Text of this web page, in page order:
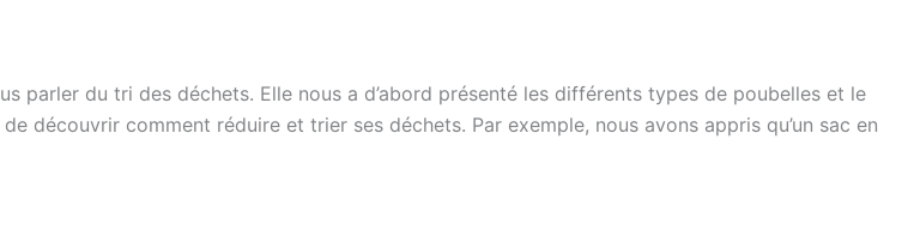
parler du tri des déchets. Elle nous a d’abord présenté les différents types de poubelles et le
découvrir comment réduire et trier ses déchets. Par exemple, nous avons appris qu’un sac en